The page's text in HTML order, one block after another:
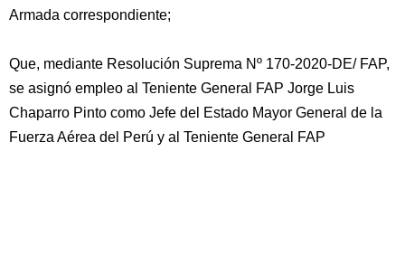
Armada correspondiente;
Que, mediante Resolución Suprema Nº 170-2020-DE/ FAP,
se asignó empleo al Teniente General FAP Jorge Luis
Chaparro Pinto como Jefe del Estado Mayor General de la
Fuerza Aérea del Perú y al Teniente General FAP